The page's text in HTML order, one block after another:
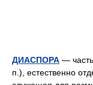
ДИАСПОРА —
п.), естественно